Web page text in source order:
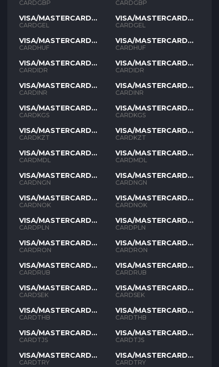
GBP
CARDGBP
VISA/MASTERCARD
GEL
CARDGEL
VISA/MASTERCARD
HUF
CARDHUF
VISA/MASTERCARD
IDR
CARDIDR
VISA/MASTERCARD
INR
CARDINR
VISA/MASTERCARD
KGS
CARDKGS
VISA/MASTERCARD
KZT
CARDKZT
VISA/MASTERCARD
MDL
CARDMDL
VISA/MASTERCARD
NGN
CARDNGN
VISA/MASTERCARD
NOK
CARDNOK
VISA/MASTERCARD
PLN
CARDPLN
VISA/MASTERCARD
RON
CARDRON
VISA/MASTERCARD
RUB
CARDRUB
VISA/MASTERCARD
SEK
CARDSEK
VISA/MASTERCARD
THB
CARDTHB
VISA/MASTERCARD
TJS
CARDTJS
VISA/MASTERCARD
TYR
CARDTRY
GBP
CARDGBP
VISA/MASTERCARD
GEL
CARDGEL
VISA/MASTERCARD
HUF
CARDHUF
VISA/MASTERCARD
IDR
CARDIDR
VISA/MASTERCARD
INR
CARDINR
VISA/MASTERCARD
KGS
CARDKGS
VISA/MASTERCARD
KZT
CARDKZT
VISA/MASTERCARD
MDL
CARDMDL
VISA/MASTERCARD
NGN
CARDNGN
VISA/MASTERCARD
NOK
CARDNOK
VISA/MASTERCARD
PLN
CARDPLN
VISA/MASTERCARD
RON
CARDRON
VISA/MASTERCARD
RUB
CARDRUB
VISA/MASTERCARD
SEK
CARDSEK
VISA/MASTERCARD
THB
CARDTHB
VISA/MASTERCARD
TJS
CARDTJS
VISA/MASTERCARD
TYR
CARDTRY